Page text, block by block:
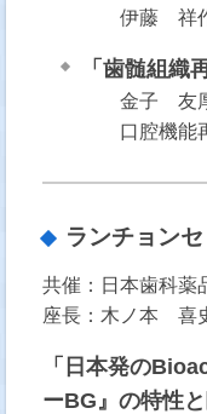
伊藤 祥
「歯髄組織
金子 友
口腔機能
ランチョン
共催：日本歯科薬
座長：木ノ本 喜
「日本発の
ーBG』の特性と